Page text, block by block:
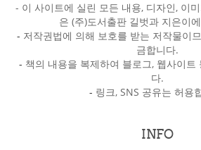
- 이 사이트에 실린 모든 내용, 디자인, 이
은 (주)도서출판 길벗과 지은이
- 저작권법에 의해 보호를 받는 저작물이
금합니다.
- 책의 내용을 복제하여 블로그, 웹사이트
다.
- 링크, SNS 공유는 허용
INFO